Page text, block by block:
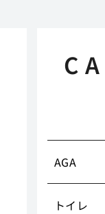
AGA
トイレ